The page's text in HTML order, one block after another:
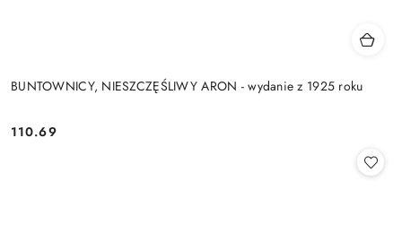
BUNTOWNICY, NIESZCZĘŚLIWY ARON - wydanie z 1925 roku
Cena:
110.69